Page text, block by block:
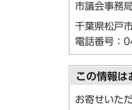
市議会事務
千葉県松戸
電話番号：
この情報は
お寄せいた